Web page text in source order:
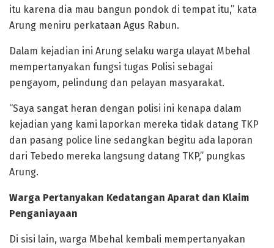
itu karena dia mau bangun pondok di tempat itu,” kata
Arung meniru perkataan Agus Rabun.
Dalam kejadian ini Arung selaku warga ulayat Mbehal
mempertanyakan fungsi tugas Polisi sebagai
pengayom, pelindung dan pelayan masyarakat.
“Saya sangat heran dengan polisi ini kenapa dalam
kejadian yang kami laporkan mereka tidak datang TKP
dan pasang police line sedangkan begitu ada laporan
dari Tebedo mereka langsung datang TKP,” pungkas
Arung.
Warga Pertanyakan Kedatangan Aparat dan Klaim
Penganiayaan
​Di sisi lain, warga Mbehal kembali mempertanyakan